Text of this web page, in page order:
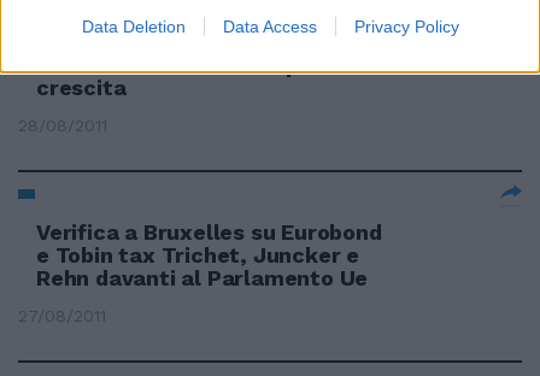
Data Deletion Data Access Privacy Policy
crescita
28/08/2011
Verifica a Bruxelles su Eurobond
e Tobin tax Trichet, Juncker e
Rehn davanti al Parlamento Ue
27/08/2011